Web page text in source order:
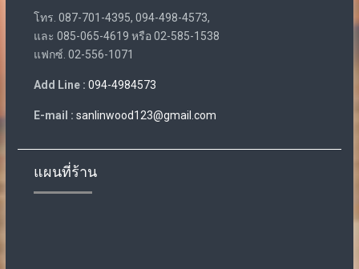
โทร. 087-701-4395, 094-498-4573,
และ 085-065-4619 หรือ 02-585-1538
แฟกซ์. 02-556-1071
Add Line : 094-4984573
E-mail : sanlinwood123@gmail.com
แผนที่ร้าน